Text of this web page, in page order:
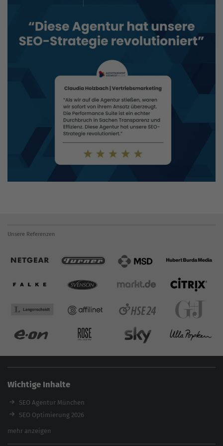
Unsere Referenzen
Wichtige Inhalte
SEO Agentur München
SEO Optimierung 2026
Backlink-Audit 2026
mehr anzeigen